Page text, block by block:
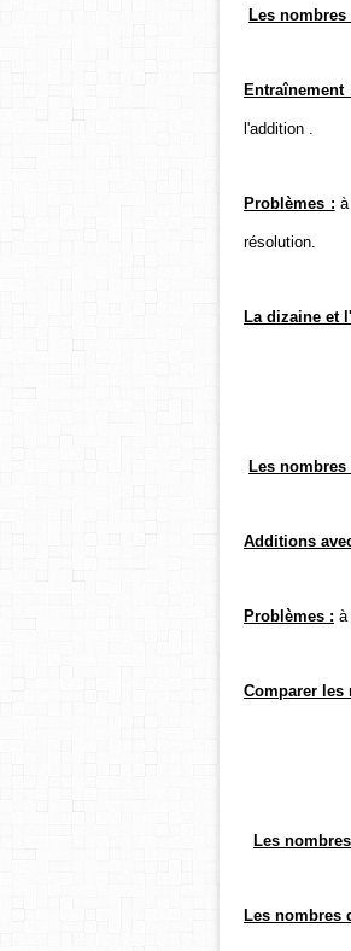
Les nombres
l'addition .
Problèmes :
résolution.
La dizaine et
Les nombres
Additions
Problèmes : à
Comparer les
Les
Les nombres